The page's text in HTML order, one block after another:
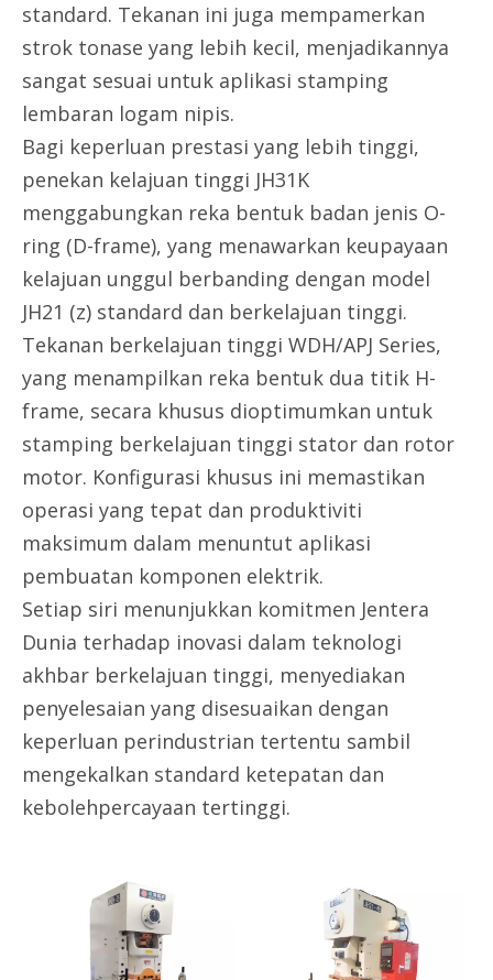
standard. Tekanan ini juga mempamerkan
strok tonase yang lebih kecil, menjadikannya
sangat sesuai untuk aplikasi stamping
lembaran logam nipis.
Bagi keperluan prestasi yang lebih tinggi,
penekan kelajuan tinggi JH31K
menggabungkan reka bentuk badan jenis O-
ring (D-frame), yang menawarkan keupayaan
kelajuan unggul berbanding dengan model
JH21 (z) standard dan berkelajuan tinggi.
Tekanan berkelajuan tinggi WDH/APJ Series,
yang menampilkan reka bentuk dua titik H-
frame, secara khusus dioptimumkan untuk
stamping berkelajuan tinggi stator dan rotor
motor. Konfigurasi khusus ini memastikan
operasi yang tepat dan produktiviti
maksimum dalam menuntut aplikasi
pembuatan komponen elektrik.
Setiap siri menunjukkan komitmen Jentera
Dunia terhadap inovasi dalam teknologi
akhbar berkelajuan tinggi, menyediakan
penyelesaian yang disesuaikan dengan
keperluan perindustrian tertentu sambil
mengekalkan standard ketepatan dan
kebolehpercayaan tertinggi.